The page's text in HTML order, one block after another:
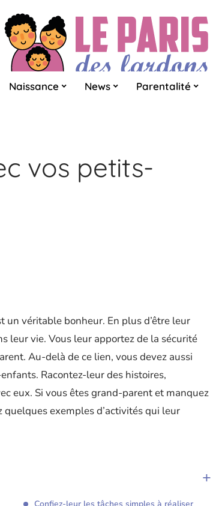
Naissance News Parentalité
vos petits-
un véritable bonheur. En plus d’être leur
leur vie. Vous leur apportez de la sécurité
Au-delà de ce lien, vous devez aussi
Racontez-leur des histoires,
eux. Si vous êtes grand-parent et manquez
exemples d’activités qui leur